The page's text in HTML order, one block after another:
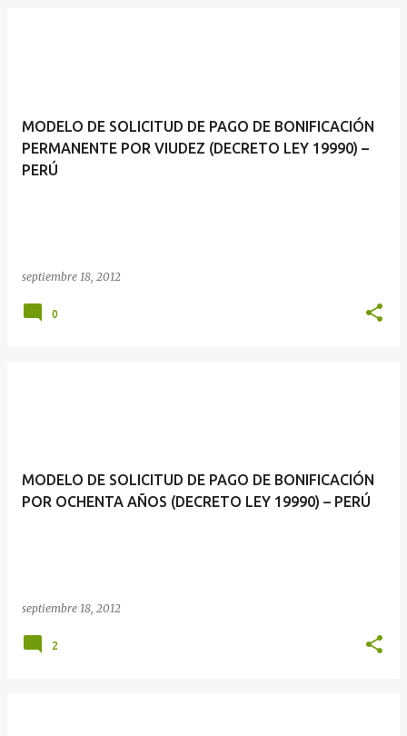
MODELO DE SOLICITUD DE PAGO DE BONIFICACIÓN
PERMANENTE POR VIUDEZ (DECRETO LEY 19990) –
PERÚ
septiembre 18, 2012
0
MODELO DE SOLICITUD DE PAGO DE BONIFICACIÓN
POR OCHENTA AÑOS (DECRETO LEY 19990) – PERÚ
septiembre 18, 2012
2